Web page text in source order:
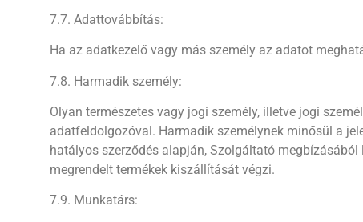
7.7. Adattovábbítás:
Ha az adatkezelő vagy más személy az adatot
7.8. Harmadik személy:
Olyan természetes vagy jogi személy, illetve jogi
adatfeldolgozóval. Harmadik személynek minősül a
hatályos szerződés alapján, Szolgáltató
megrendelt termékek kiszállítását végzi.
7.9. Munkatárs: